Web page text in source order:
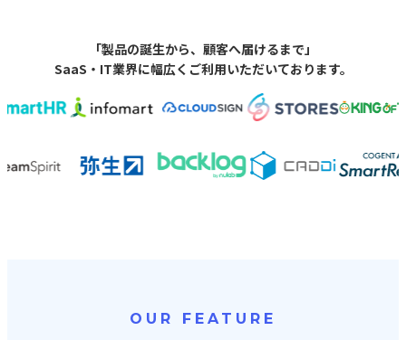
「製品の誕生から、顧客へ届けるまで」
SaaS・IT業界に幅広くご利用いただいております。
OUR FEATURE